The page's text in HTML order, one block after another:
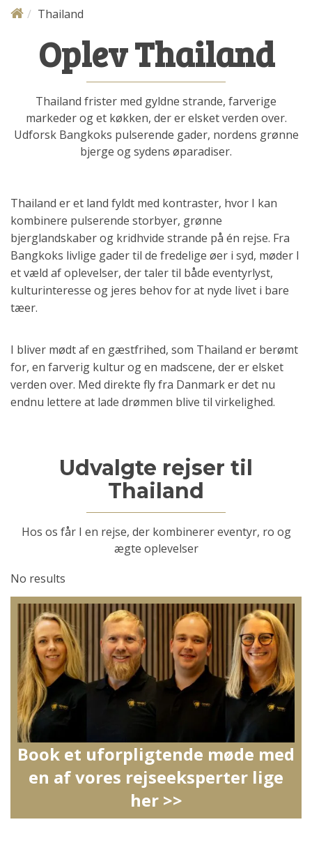
Thailand
Oplev Thailand
Thailand frister med gyldne strande, farverige
markeder og et køkken, der er elsket verden over.
Udforsk Bangkoks pulserende gader, nordens grønne
bjerge og sydens øparadiser.
Thailand er et land fyldt med kontraster, hvor I kan
kombinere pulserende storbyer, grønne
bjerglandskaber og kridhvide strande på én rejse. Fra
Bangkoks livlige gader til de fredelige øer i syd, møder I
et væld af oplevelser, der taler til både eventyrlyst,
kulturinteresse og jeres behov for at nyde livet i bare
tæer.
I bliver mødt af en gæstfrihed, som Thailand er berømt
for, en farverig kultur og en madscene, der er elsket
verden over. Med direkte fly fra Danmark er det nu
endnu lettere at lade drømmen blive til virkelighed.
Udvalgte rejser til
Thailand
Hos os får I en rejse, der kombinerer eventyr, ro og
ægte oplevelser
No results
Book et uforpligtende møde med
en af vores rejseeksperter lige
her >>